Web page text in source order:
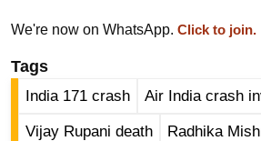
म
रं
ज
We're now on WhatsApp. Click to join.
Tags
India 171 crash Air India crash
Vijay Rupani death Radhika